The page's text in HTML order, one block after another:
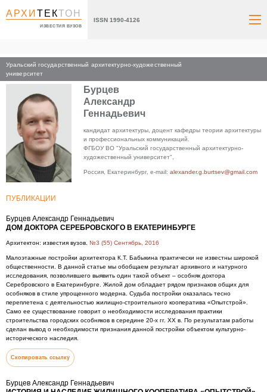
АРХИТЕКТОН
ИЗВЕСТИЯ ВУЗОВ
ISSN 1990-4126
Уральский государственный архитектурно-художественный
университет
Главная
Бурцев
Александр
Геннадьевич
кандидат архитектуры, доцент кафедры теории архитектуры
и профессиональных коммуникаций.
ФГБОУ ВО "Уральский государственный архитектурно-
художественный университет",
Россия, Екатеринбург, e-mail: alexander.g.burtsev@gmail.com
ПУБЛИКАЦИИ
Бурцев Александр Геннадьевич
ДОМ ДОКТОРА СЕРЕБРОВСКОГО В ЕКАТЕРИНБУРГЕ
Архитектон: известия вузов. №3 (55) Сентябрь, 2016
Малоэтажные постройки архитектора К.Т. Бабыкина практически не известны широкой
общественности. В данной статье мы обобщаем результат архивного и натурного
исследования, позволившего выявить один такой объект – особняк доктора
Серебровского в Екатеринбурге. Жилой дом обладает рядом признаков общих для
особняков в стиле упрощенного модерна. Судьба постройки оказалась тесно
переплетена с деятельностью жилищно-строительного кооператива «Опытстрой».
Само ее существование говорит о необходимости исследования практики
строительства городских особняков в середине 20-х гг. ХХ в. По результатам работы
сделан вывод о необходимости признания данной постройки объектом культурно-
исторического наследия.
Скопировать ссылку
Бурцев Александр Геннадьевич